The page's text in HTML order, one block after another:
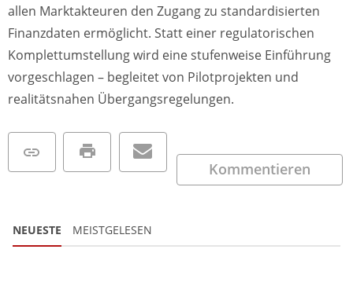
allen Marktakteuren den Zugang zu standardisierten
Finanzdaten ermöglicht. Statt einer regulatorischen
Komplettumstellung wird eine stufenweise Einführung
vorgeschlagen – begleitet von Pilotprojekten und
realitätsnahen Übergangsregelungen.
Kommentieren
NEUESTE MEISTGELESEN